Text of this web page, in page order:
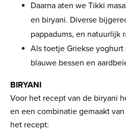
Daarna aten we Tikki
en biryani. Diverse
pappadums, en natuurlijk
Als toetje Griekse
blauwe bessen en
BIRYANI
Voor het recept van de biryani
en een combinatie gemaakt
het recept: